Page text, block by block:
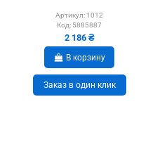
Артикул: 1012
Код: 5885887
2 186 ₴
В корзину
Заказ в один клик